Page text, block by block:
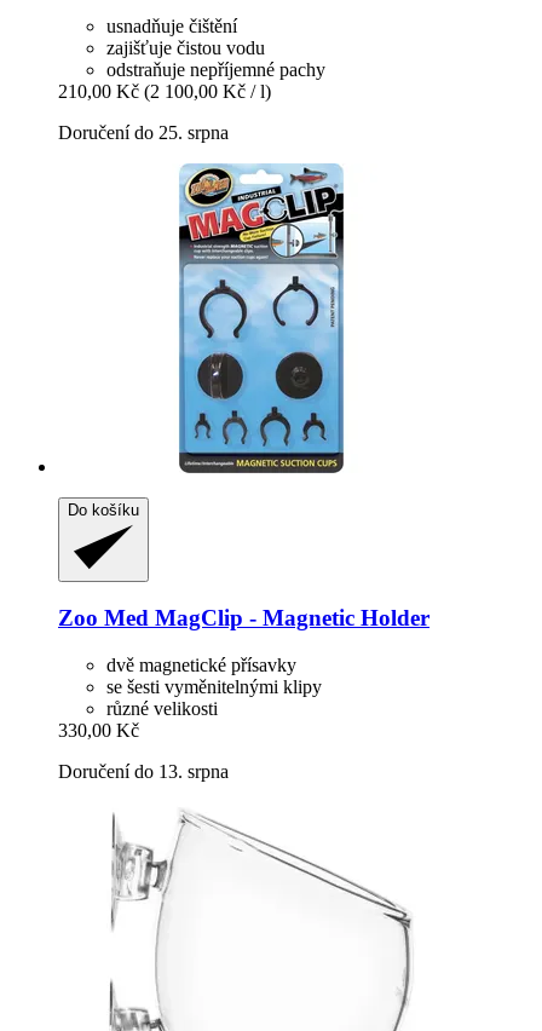
usnadňuje čištění
zajišťuje čistou vodu
odstraňuje nepříjemné pachy
210,00 Kč (2 100,00 Kč / l)
Doručení do 25. srpna
Do košíku
Zoo Med MagClip -​ Magnetic Holder
dvě magnetické přísavky
se šesti vyměnitelnými klipy
různé velikosti
330,00 Kč
Doručení do 13. srpna